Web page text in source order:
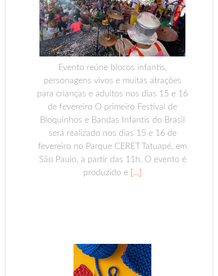
Evento reúne blocos infantis,
personagens vivos e muitas atrações
para crianças e adultos nos dias 15 e 16
de fevereiro O primeiro Festival de
Bloquinhos e Bandas Infantis do Brasil
será realizado nos dias 15 e 16 de
fevereiro no Parque CERET Tatuapé, em
São Paulo, a partir das 11h. O evento é
produzido e […]